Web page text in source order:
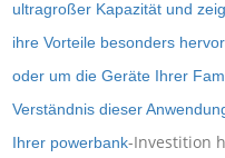
ultragroßer Kapazität und
ihre Vorteile besonders
oder um die Geräte Ihrer
Verständnis dieser
Ihrer powerbank-Investition